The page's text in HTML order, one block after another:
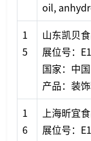
oil,
1
5
山东凯贝
展位号：
国家：中国
产品：装
1
6
上海昕宜
展位号：